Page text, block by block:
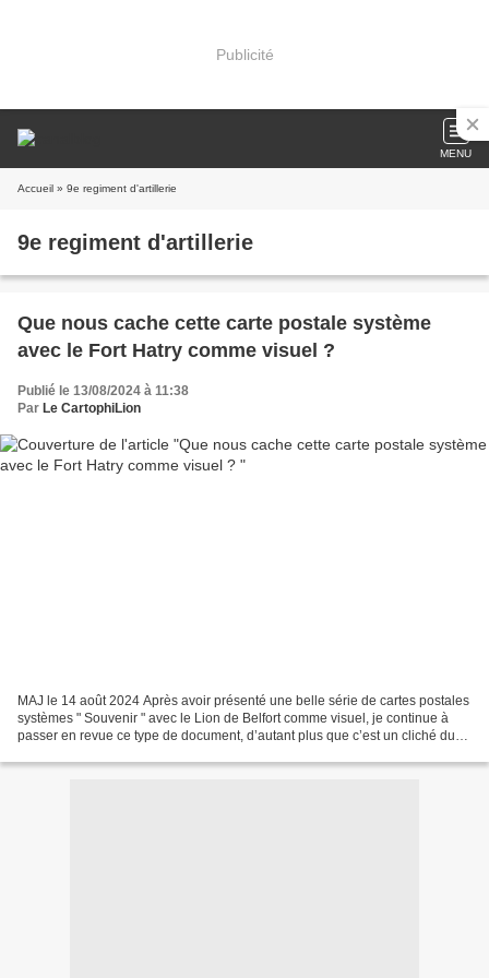
Publicité
MENU
Accueil » 9e regiment d'artillerie
9e regiment d'artillerie
Que nous cache cette carte postale système
avec le Fort Hatry comme visuel ?
Publié le 13/08/2024 à 11:38
Par Le CartophiLion
MAJ le 14 août 2024 Après avoir présenté une belle série de cartes postales
systèmes " Souvenir " avec le Lion de Belfort comme visuel, je continue à
passer en revue ce type de document, d’autant plus que c’est un cliché du